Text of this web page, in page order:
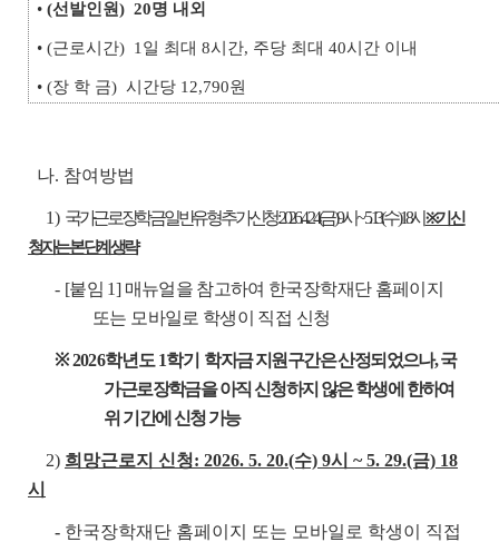
• (선발인원) 20명 내외
• (근로시간) 1일 최대 8시간, 주당 최대 40시간 이내
• (장 학 금) 시간당 12,790원
나. 참여방법
1) 국가근로장학금 일반유형 추가신청: 2026. 4. 24.(금) 9시 ~ 5. 13.(수) 18시 ※ 기 신
청자는 본 단계 생략
- [붙임 1] 매뉴얼을 참고하여 한국장학재단 홈페이지
또는 모바일로 학생이 직접 신청
※ 2026학년도 1학기 학자금 지원구간은 산정되었으나, 국
가근로장학금을 아직 신청하지 않은 학생에 한하여
위 기간에 신청 가능
2) 희망근로지 신청: 2026. 5. 20.(수) 9시 ~ 5. 29.(금) 18
시
- 한국장학재단 홈페이지 또는 모바일로 학생이 직접